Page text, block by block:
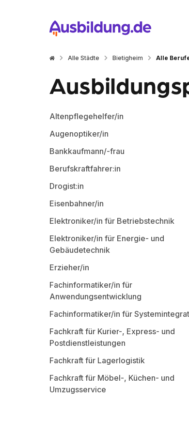
Alle Städte Bietigheim Alle
Altenpflegehelfer/in
Augenoptiker/in
Bankkaufmann/-frau
Berufskraftfahrer:in
Drogist:in
Eisenbahner/in
Elektroniker/in für Betriebstechnik
Elektroniker/in für Energie- und
Gebäudetechnik
Erzieher/in
Fachinformatiker/in für
Anwendungsentwicklung
Fachinformatiker/in für
Fachkraft für Kurier-, Express- und
Postdienstleistungen
Fachkraft für Lagerlogistik
Fachkraft für Möbel-, Küchen- und
Umzugsservice